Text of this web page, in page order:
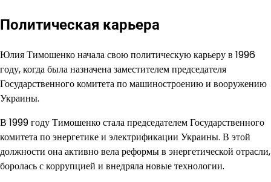
Политическая карьера
Юлия Тимошенко начала свою политическую карьеру в 1996
году, когда была назначена заместителем председателя
Государственного комитета по машиностроению и вооружению
Украины.
В 1999 году Тимошенко стала председателем Государственного
комитета по энергетике и электрификации Украины. В этой
должности она активно вела реформы в энергетической отрасли,
боролась с коррупцией и внедряла новые технологии.